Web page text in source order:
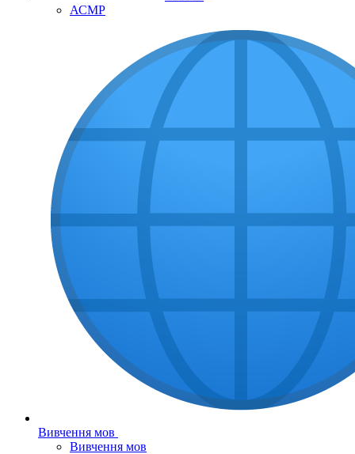
АСМР
Вивчення мов
Вивчення мов